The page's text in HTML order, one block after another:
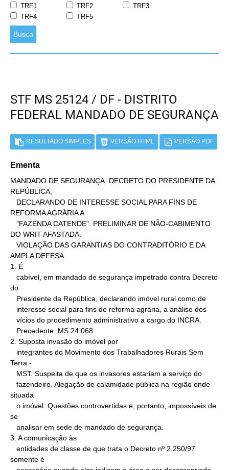
TRF1
TRF2
TRF3
TRF4
TRF5
Busca
STF MS 25124 / DF - DISTRITO
FEDERAL MANDADO DE SEGURANÇA
RESULTADO SIMPLES VERSÃO HTML VERSÃO PDF
Ementa
MANDADO DE SEGURANÇA. DECRETO DO PRESIDENTE DA
REPÚBLICA,
REFORMA AGRÁRIA A
DO WRIT AFASTADA.
AMPLA DEFESA.
1. É
do
2. Suposta invasão do imóvel por
Terra -
situada
se
3. A comunicação às
somente é